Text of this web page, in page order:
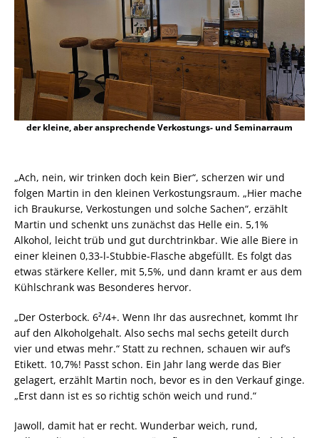
der kleine, aber ansprechende Verkostungs- und Seminarraum
„Ach, nein, wir trinken doch kein Bier“, scherzen wir und
folgen Martin in den kleinen Verkostungsraum. „Hier mache
ich Braukurse, Verkostungen und solche Sachen“, erzählt
Martin und schenkt uns zunächst das Helle ein. 5,1%
Alkohol, leicht trüb und gut durchtrinkbar. Wie alle Biere in
einer kleinen 0,33-l-Stubbie-Flasche abgefüllt. Es folgt das
etwas stärkere Keller, mit 5,5%, und dann kramt er aus dem
Kühlschrank was Besonderes hervor.
„Der Osterbock. 6²/4+. Wenn Ihr das ausrechnet, kommt Ihr
auf den Alkoholgehalt. Also sechs mal sechs geteilt durch
vier und etwas mehr.“ Statt zu rechnen, schauen wir auf’s
Etikett. 10,7%! Passt schon. Ein Jahr lang werde das Bier
gelagert, erzählt Martin noch, bevor es in den Verkauf ginge.
„Erst dann ist es so richtig schön weich und rund.“
Jawoll, damit hat er recht. Wunderbar weich, rund,